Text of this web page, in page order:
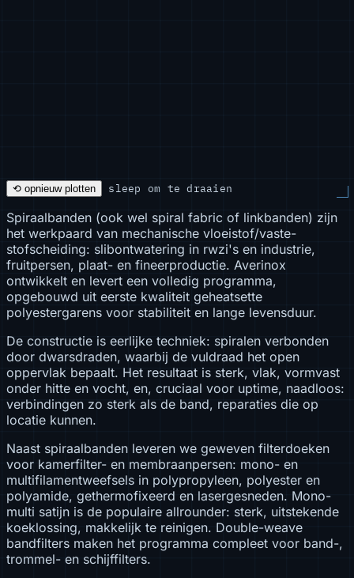
⟲ opnieuw plotten sleep om te draaien
Spiraalbanden (ook wel spiral fabric of linkbanden) zijn
het werkpaard van mechanische vloeistof/vaste-
stofscheiding: slibontwatering in rwzi's en industrie,
fruitpersen, plaat- en fineerproductie. Averinox
ontwikkelt en levert een volledig programma,
opgebouwd uit eerste kwaliteit geheatsette
polyestergarens voor stabiliteit en lange levensduur.
De constructie is eerlijke techniek: spiralen verbonden
door dwarsdraden, waarbij de vuldraad het open
oppervlak bepaalt. Het resultaat is sterk, vlak, vormvast
onder hitte en vocht, en, cruciaal voor uptime, naadloos:
verbindingen zo sterk als de band, reparaties die op
locatie kunnen.
Naast spiraalbanden leveren we geweven filterdoeken
voor kamerfilter- en membraanpersen: mono- en
multifilamentweefsels in polypropyleen, polyester en
polyamide, gethermofixeerd en lasergesneden. Mono-
multi satijn is de populaire allrounder: sterk, uitstekende
koeklossing, makkelijk te reinigen. Double-weave
bandfilters maken het programma compleet voor band-,
trommel- en schijffilters.